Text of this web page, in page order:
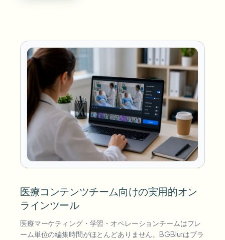
医療コンテンツチーム向けの実用的オン
ラインツール
医療マーケティング・学習・オペレーションチームはフレ
ーム単位の編集時間がほとんどありません。BGBlurはブラ